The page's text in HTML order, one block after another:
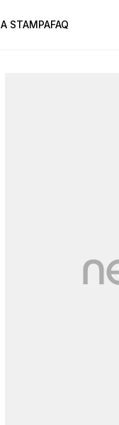
STAMPAFAQ